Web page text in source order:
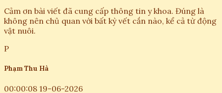
Cảm ơn bài viết đã cung cấp thông tin y khoa. Đúng là
không nên chủ quan với bất kỳ vết cắn nào, kể cả từ động
vật nuôi.
P
Phạm Thu Hà
00:00:08 19-06-2026